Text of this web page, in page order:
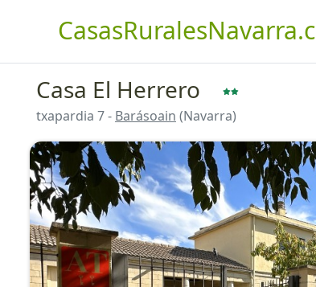
Casa El Herrero
txapardia 7 - Barásoain (Navarra)